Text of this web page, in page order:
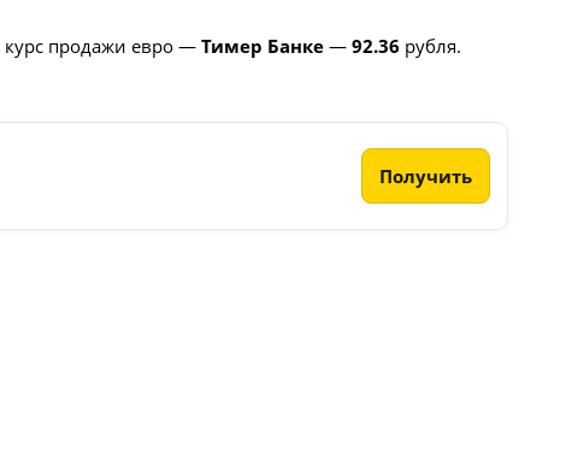
продажи евро —Тимер Банке —92.36 рубля.
Получить